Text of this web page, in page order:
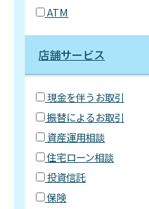
ATM
店舗サービス
現金を伴うお取引
振替によるお取引
資産運用相談
住宅ローン相談
投資信託
保険